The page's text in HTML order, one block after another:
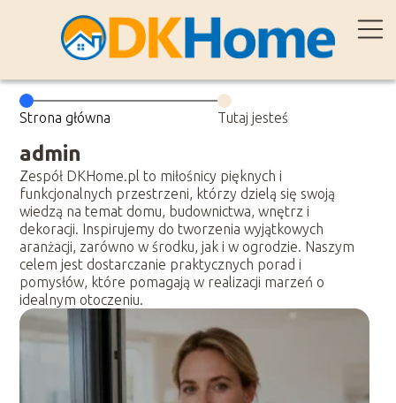
Strona główna Tutaj jesteś
admin
Zespół DKHome.pl to miłośnicy pięknych i
funkcjonalnych przestrzeni, którzy dzielą się swoją
wiedzą na temat domu, budownictwa, wnętrz i
dekoracji. Inspirujemy do tworzenia wyjątkowych
aranżacji, zarówno w środku, jak i w ogrodzie. Naszym
celem jest dostarczanie praktycznych porad i
pomysłów, które pomagają w realizacji marzeń o
idealnym otoczeniu.